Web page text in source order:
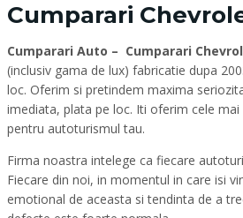
Cumparari
Cumparari Auto – Cumparari
(inclusiv gama de lux) fabricatie dupa
loc. Oferim si pretindem maxima
imediata, plata pe loc. Iti oferim cele
pentru autoturismul tau.
Firma noastra intelege ca fiecare
Fiecare din noi, in momentul in care isi
emotional de aceasta si tendinta de a